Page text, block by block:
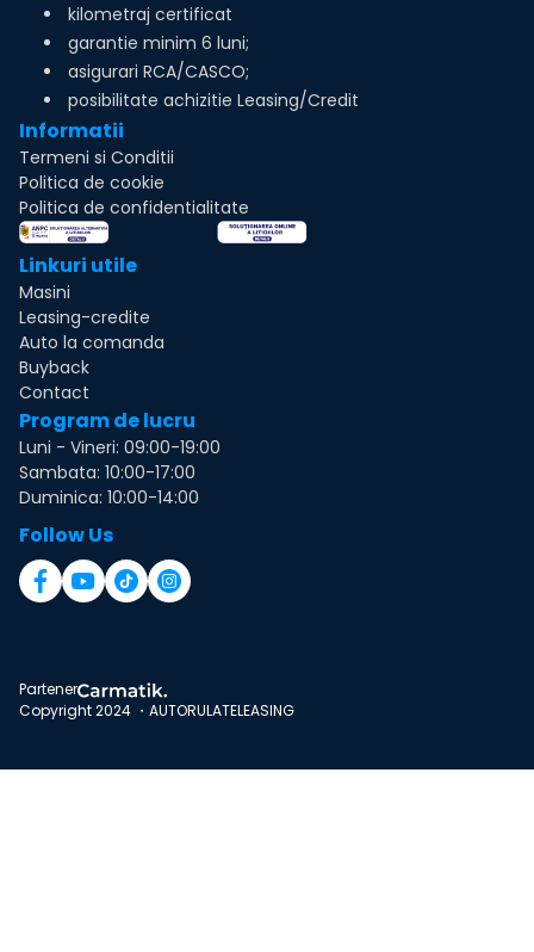
kilometraj certificat
garantie minim 6 luni;
asigurari RCA/CASCO;
posibilitate achizitie Leasing/Credit
Informatii
Termeni si Conditii
Politica de cookie
Politica de confidentialitate
Linkuri utile
Masini
Leasing-credite
Auto la comanda
Buyback
Contact
Program de lucru
Luni - Vineri: 09:00-19:00
Sambata: 10:00-17:00
Duminica: 10:00-14:00
Follow Us
Partener
Copyright 2024 ・AUTORULATELEASING